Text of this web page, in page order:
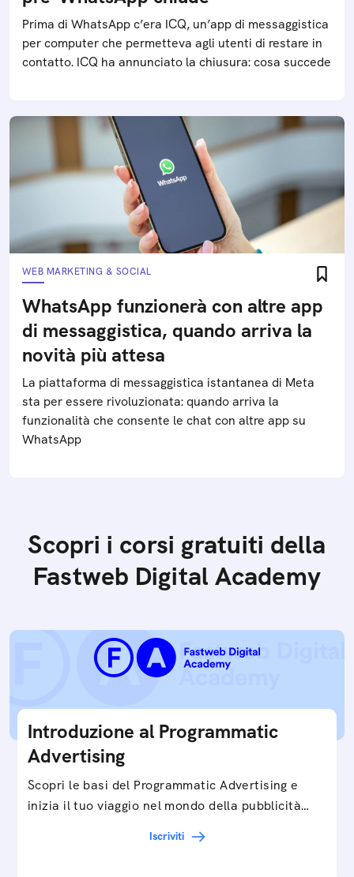
Prima di WhatsApp c’era ICQ, un’app di messaggistica
per computer che permetteva agli utenti di restare in
contatto. ICQ ha annunciato la chiusura: cosa succede
WEB MARKETING & SOCIAL
WhatsApp funzionerà con altre app
di messaggistica, quando arriva la
novità più attesa
La piattaforma di messaggistica istantanea di Meta
sta per essere rivoluzionata: quando arriva la
funzionalità che consente le chat con altre app su
WhatsApp
Scopri i corsi gratuiti della
Fastweb Digital Academy
Introduzione al Programmatic
Advertising
Scopri le basi del Programmatic Advertising e
inizia il tuo viaggio nel mondo della pubblicità
Iscriviti